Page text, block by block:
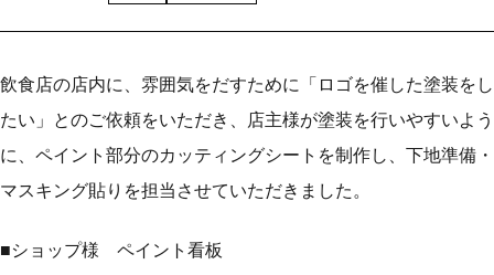
飲食店の店内に、雰囲気をだすために「ロゴを催した塗装をし
たい」とのご依頼をいただき、店主様が塗装を行いやすいよう
に、ペイント部分のカッティングシートを制作し、下地準備・
マスキング貼りを担当させていただきました。
■ショップ様 ペイント看板